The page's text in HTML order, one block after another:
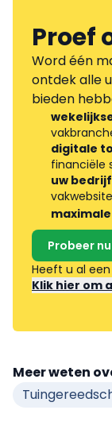
Proef
Word één
ontdek alle
bieden
digitale
financiële
uw
Probeer nu
Heeft u al
Klik hier om
Meer weten